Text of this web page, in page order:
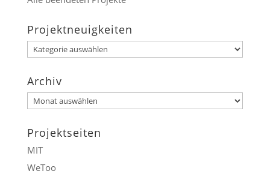
Projektneuigkeiten
Projektneuigkeiten
Archiv
Archiv
Projektseiten
MIT
WeToo